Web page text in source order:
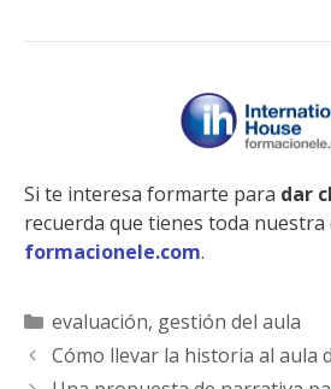
Si te interesa formarte para dar
recuerda que tienes toda
formacionele.com.
Categorías
evaluación, gestión del aula
Cómo llevar la historia al aula